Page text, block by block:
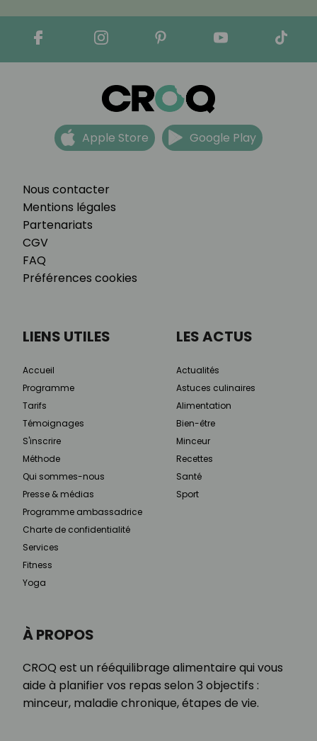
Nous contacter
Mentions légales
Partenariats
CGV
FAQ
Préférences cookies
Apple Store Google Play
À PROPOS
CROQ est un rééquilibrage alimentaire qui vous
aide à planifier vos repas selon 3 objectifs :
minceur, maladie chronique, étapes de vie.
LIENS UTILES
Accueil
Programme
Tarifs
Témoignages
S'inscrire
Méthode
Qui sommes-nous
Presse & médias
Programme ambassadrice
Charte de confidentialité
Services
Fitness
Yoga
LES ACTUS
Actualités
Astuces culinaires
Alimentation
Bien-être
Minceur
Recettes
Santé
Sport